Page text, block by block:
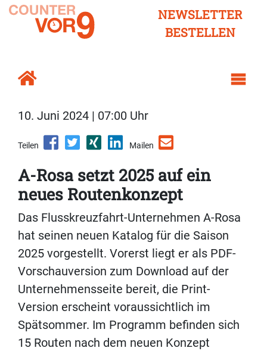
NEWSLETTER
BESTELLEN
10. Juni 2024 | 07:00 Uhr
Teilen Mailen
A-Rosa setzt 2025 auf ein
neues Routenkonzept
Das Flusskreuzfahrt-Unternehmen A-Rosa
hat seinen neuen Katalog für die Saison
2025 vorgestellt. Vorerst liegt er als PDF-
Vorschauversion zum Download auf der
Unternehmensseite bereit, die Print-
Version erscheint voraussichtlich im
Spätsommer. Im Programm befinden sich
15 Routen nach dem neuen Konzept